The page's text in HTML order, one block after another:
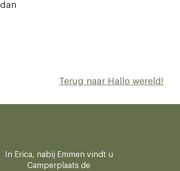
Terug naar Hallo wereld!
In Erica, nabij Emmen vindt u
Camperplaats de